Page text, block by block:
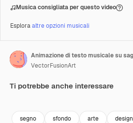
Musica consigliata per questo video
Esploraaltre opzioni musicali
VectorFusionArt
Ti potrebbe anche interessare
segno sfondo arte design